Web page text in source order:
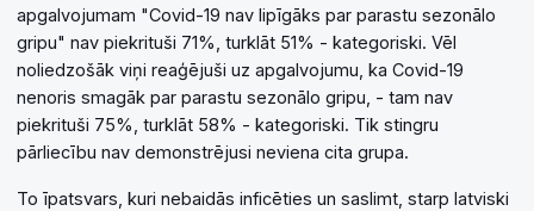
apgalvojumam "Covid-19 nav lipīgāks par parastu sezonālo
gripu" nav piekrituši 71%, turklāt 51% - kategoriski. Vēl
noliedzošāk viņi reaģējuši uz apgalvojumu, ka Covid-19
nenoris smagāk par parastu sezonālo gripu, - tam nav
piekrituši 75%, turklāt 58% - kategoriski. Tik stingru
pārliecību nav demonstrējusi neviena cita grupa.
To īpatsvars, kuri nebaidās inficēties un saslimt, starp latviski